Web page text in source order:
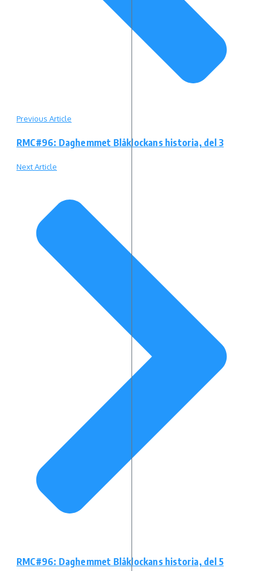
Previous Article
RMC#96: Daghemmet Blåklockans historia, del 3
Next Article
RMC#96: Daghemmet Blåklockans historia, del 5